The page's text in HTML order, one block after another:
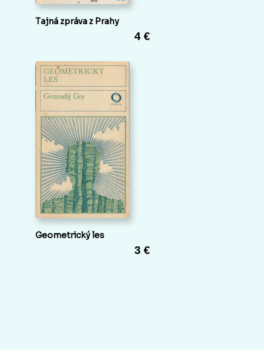
Tajná zpráva z Prahy
4 €
Geometrický les
3 €